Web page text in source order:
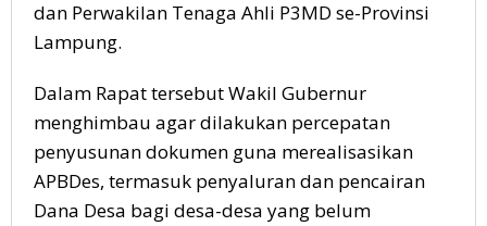
dan Perwakilan Tenaga Ahli P3MD se-Provinsi
Lampung.
Dalam Rapat tersebut Wakil Gubernur
menghimbau agar dilakukan percepatan
penyusunan dokumen guna merealisasikan
APBDes, termasuk penyaluran dan pencairan
Dana Desa bagi desa-desa yang belum